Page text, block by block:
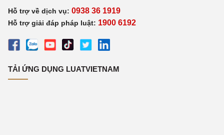
Hỗ trợ về dịch vụ: 0938 36 1919
Hỗ trợ giải đáp pháp luật: 1900 6192
TẢI ỨNG DỤNG LUATVIETNAM